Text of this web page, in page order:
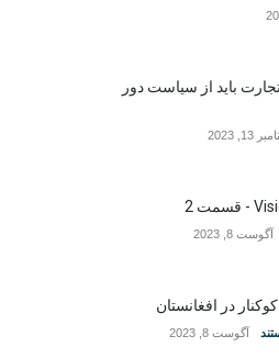
باید از سیاست دور
13, 2023
آگوست 8, 2023
در افغانستان
آگوست 8, 2023